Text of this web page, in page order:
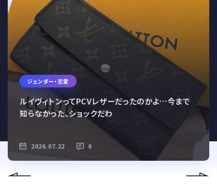
ジェンダー・恋愛
ルイヴィトンってPCVレザーだったのかよ…今まで
知らなかった、ショックだわ
2026.07.22 6